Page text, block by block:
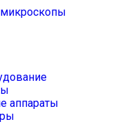
аппараты